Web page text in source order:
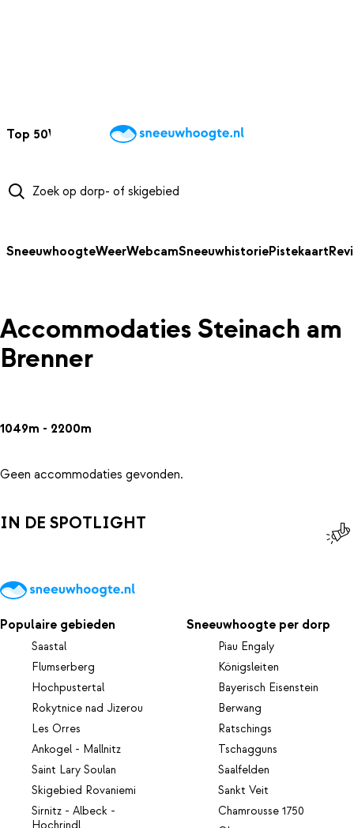
Top 50Webcams WintersportweerKaarten
SneeuwhoogteWeerWebcamSneeuwhistoriePistekaart
Accommodaties Steinach am
Brenner
1049m - 2200m
Geen accommodaties gevonden.
IN DE SPOTLIGHT
Populaire gebieden
Saastal
Flumserberg
Hochpustertal
Rokytnice nad Jizerou
Les Orres
Ankogel - Mallnitz
Saint Lary Soulan
Skigebied Rovaniemi
Sirnitz - Albeck -
Sneeuwhoogte per dorp
Piau Engaly
Königsleiten
Bayerisch Eisenstein
Berwang
Ratschings
Tschagguns
Saalfelden
Sankt Veit
Chamrousse 1750